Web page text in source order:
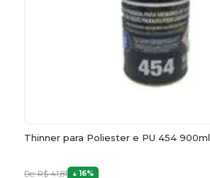
Thinner para Poliester e PU 454 900ml
De: R$ 41,81 16%